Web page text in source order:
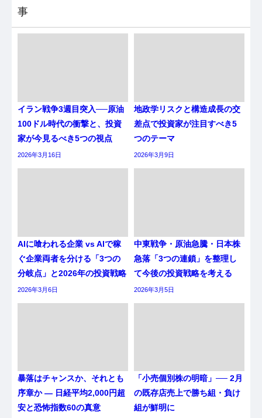
事
イラン戦争3週目突入──原油
100ドル時代の衝撃と、投資
家が今見るべき5つの視点
2026年3月16日
地政学リスクと構造成長の交
差点で投資家が注目すべき5
つのテーマ
2026年3月9日
AIに喰われる企業 vs AIで稼
ぐ企業両者を分ける「3つの
分岐点」と2026年の投資戦略
2026年3月6日
中東戦争・原油急騰・日本株
急落「3つの連鎖」を整理し
て今後の投資戦略を考える
2026年3月5日
暴落はチャンスか、それとも
序章か ― 日経平均2,000円超
安と恐怖指数60の真意
「小売個別株の明暗」── 2月
の既存店売上で勝ち組・負け
組が鮮明に